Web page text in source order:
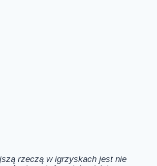
rzeczą w igrzyskach jest nie